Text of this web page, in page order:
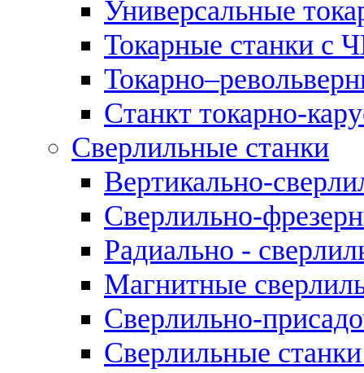
Универсальные
Токарные станки с
Станкт токарно-
Сверлильные станки
Вертикально-
Сверлильно-
Радиально -
Магнитные
Сверлильно-
Сверлильные